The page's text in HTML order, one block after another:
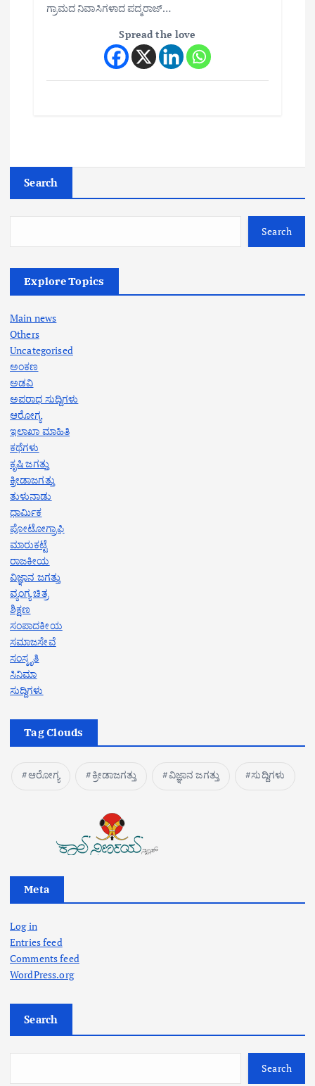
ಗ್ರಾಮದ ನಿವಾಸಿಗಳಾದ ಪದ್ಮರಾಜ್…
Spread the love
Search
Search
Explore Topics
Main news
Others
Uncategorised
ಅಂಕಣ
ಅಡವಿ
ಅಪರಾಧ ಸುದ್ದಿಗಳು
ಆರೋಗ್ಯ
ಇಲಾಖಾ ಮಾಹಿತಿ
ಕಥೆಗಳು
ಕೃಷಿ ಜಗತ್ತು
ಕ್ರೀಡಾಜಗತ್ತು
ತುಳುನಾಡು
ಧಾರ್ಮಿಕ
ಪೋಟೋಗ್ರಾಫಿ
ಮಾರುಕಟ್ಟೆ
ರಾಜಕೀಯ
ವಿಜ್ಞಾನ ಜಗತ್ತು
ವ್ಯಂಗ್ಯ ಚಿತ್ರ
ಶಿಕ್ಷಣ
ಸಂಪಾದಕೀಯ
ಸಮಾಜಸೇವೆ
ಸಂಸ್ಕೃತಿ
ಸಿನಿಮಾ
ಸುದ್ದಿಗಳು
Tag Clouds
ಆರೋಗ್ಯ ಕ್ರೀಡಾಜಗತ್ತು ವಿಜ್ಞಾನ ಜಗತ್ತು ಸುದ್ದಿಗಳು
Meta
Log in
Entries feed
Comments feed
WordPress.org
Search
Search